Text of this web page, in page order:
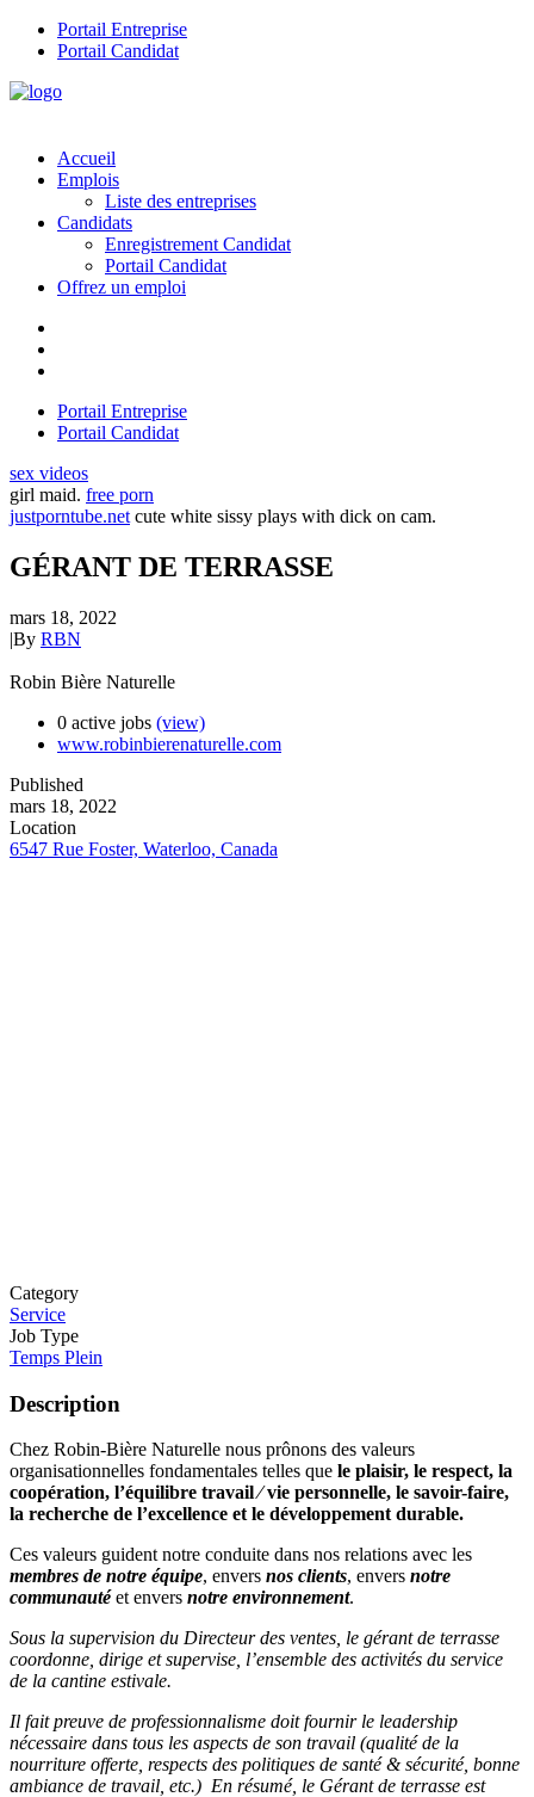
Portail Entreprise
Portail Candidat
Accueil
Emplois
Liste des entreprises
Candidats
Enregistrement Candidat
Portail Candidat
Offrez un emploi
Portail Entreprise
Portail Candidat
sex videos
girl maid. free porn
justporntube.net cute white sissy plays with dick on cam.
GÉRANT DE TERRASSE
mars 18, 2022
|By RBN
Robin Bière Naturelle
0 active jobs (view)
www.robinbierenaturelle.com
Published
mars 18, 2022
Location
6547 Rue Foster, Waterloo, Canada
Category
Service
Job Type
Temps Plein
Description
Chez Robin-Bière Naturelle nous prônons des valeurs
organisationnelles fondamentales telles que le plaisir, le respect, la
coopération, l’équilibre travail ⁄ vie personnelle, le savoir-faire,
la recherche de l’excellence et le développement durable.
Ces valeurs guident notre conduite dans nos relations avec les
membres de notre équipe, envers nos clients, envers notre
communautéet envers notre environnement.
Sous la supervision du Directeur des ventes, le gérant de terrasse
coordonne, dirige et supervise, l’ensemble des activités du service
de la cantine estivale.
Il fait preuve de professionnalisme doit fournir le leadership
nécessaire dans tous les aspects de son travail (qualité de la
nourriture offerte, respects des politiques de santé & sécurité, bonne
ambiance de travail, etc.) En résumé, le Gérant de terrasse est